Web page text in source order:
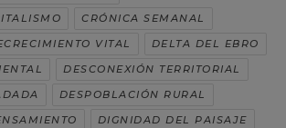
CRÓNICA SEMANAL
VITAL
DELTA DEL EBRO
DESCONEXIÓN TERRITORIAL
DESPOBLACIÓN RURAL
DIGNIDAD DEL PAISAJE